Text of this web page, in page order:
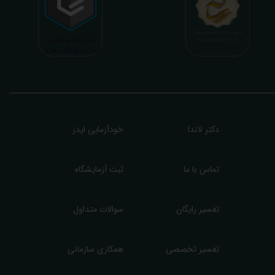
آنلاین به نتایج هیچ یک از کاربران بصورت مستقیم دسترسی ندارد و موارد تفسیر نیز
با درخواست و ارسال خود کاربر انجام میگیرد و ما تابع اصول اخلاق پزشکی و حرفه ای
دکتر لاندا
تفسیر تخصصی
تفسیر رایگان
خودآزمایی ایدز
ثبت آزمایشگاه تماس با ما
سوالات متداول
همکاری سازمانی